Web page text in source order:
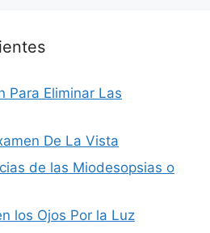
Para Eliminar Las
De La Vista
de las Miodesopsias o
los Ojos Por la Luz